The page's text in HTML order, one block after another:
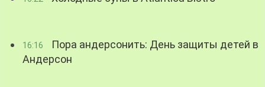
16:16
Пора андерсонить: День защиты детей в
Андерсон